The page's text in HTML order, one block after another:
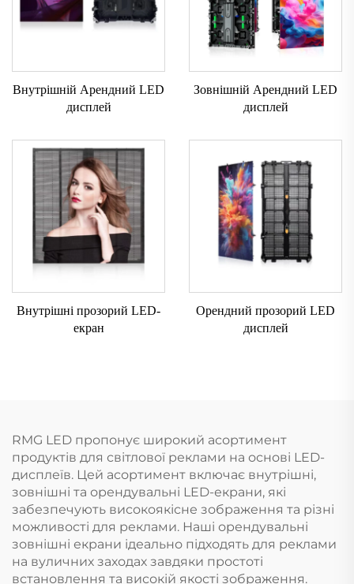
Внутрішній Арендний LED
дисплей
Зовнішній Арендний LED
дисплей
Внутрішні прозорий LED-
екран
Орендний прозорий LED
дисплей
RMG LED пропонує широкий асортимент
продуктів для світлової реклами на основі LED-
дисплеїв. Цей асортимент включає внутрішні,
зовнішні та орендувальні LED-екрани, які
забезпечують високоякісне зображення та різні
можливості для реклами. Наші орендувальні
зовнішні екрани ідеально підходять для реклами
на вуличних заходах завдяки простоті
встановлення та високій якості зображення.